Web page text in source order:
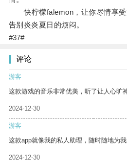
快柠檬falemon，让你尽情享受
告别炎炎夏日的烦闷。
#37#
评论
游客
这款游戏的音乐非常优美，听了让人心旷神
2024-12-30
游客
这款app就像我的私人助理，随时随地为我
2024-12-30